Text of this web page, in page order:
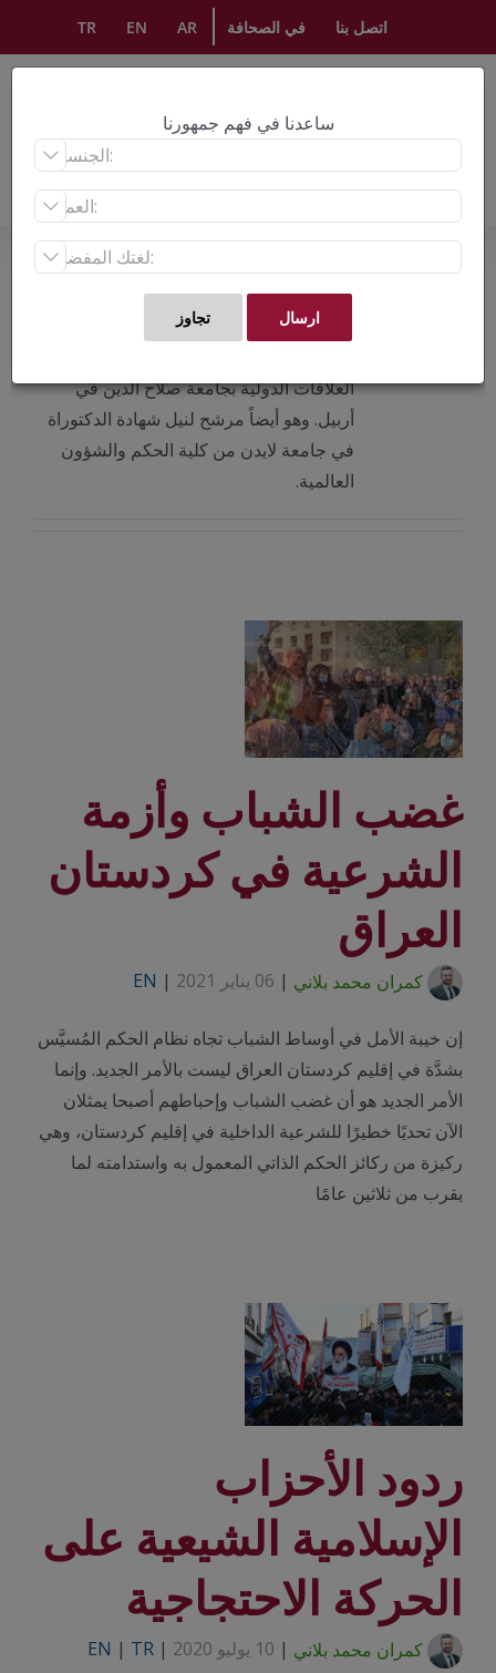
content
اتصل بنا في الصحافة AR
EN
TR
Aboutكمران محمد بلاني
كمران محمد بلاني هو زميل باحث في معهد
العلاقات الدولية بجامعة صلاح الدين في
أربيل. وهو أيضاً مرشح لنيل شهادة الدكتوراة
في جامعة لايدن من كلية الحكم والشؤون
العالمية.
غضب الشباب وأزمة
الشرعية في كردستان
العراق
كمران محمد بلاني | 06 يناير 2021 |
EN
إن خيبة الأمل في أوساط الشباب تجاه نظام الحكم المُسيَّس
بشدَّة في إقليم كردستان العراق ليست بالأمر الجديد. وإنما
الأمر الجديد هو أن غضب الشباب وإحباطهم أصبحا يمثلان
الآن تحديًا خطيرًا للشرعية الداخلية في إقليم كردستان، وهي
ركيزة من ركائز الحكم الذاتي المعمول به واستدامته لما
يقرب من ثلاثين عامًا
ردود الأحزاب
الإسلامية الشيعية على
الحركة الاحتجاجية
كمران محمد بلاني | 10 يوليو 2020 |
EN | TR
ساعدنا في فهم جمهورنا


